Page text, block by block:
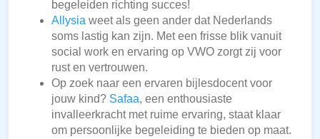
begeleiden richting succes!
Allysia weet als geen ander dat Nederlands
soms lastig kan zijn. Met een frisse blik vanuit
social work en ervaring op VWO zorgt zij voor
rust en vertrouwen.
Op zoek naar een ervaren bijlesdocent voor
jouw kind? Safaa, een enthousiaste
invalleerkracht met ruime ervaring, staat klaar
om persoonlijke begeleiding te bieden op maat.